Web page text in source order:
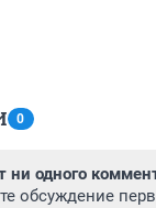
0
ни одного
обсуждение